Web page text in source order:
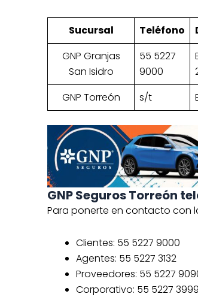
Sucursal Teléfono
GNP Granjas
San Isidro
55 5227
9000
GNP Torreón
s/t
GNP Seguros Torreón
Para ponerte en contacto con
Clientes: 55 5227 9000
Agentes: 55 5227 3132
Proveedores: 55 5227
Corporativo: 55 5227 3999